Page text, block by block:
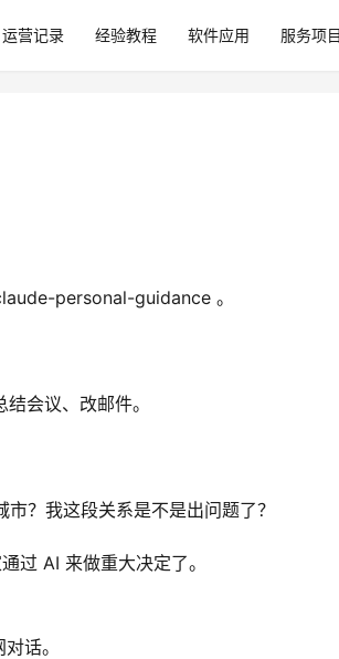
运营记录 经验教程 软件应用 服务项
personal-guidance 。
会议、改邮件。
？我这段关系是不是出问题了？
过 AI 来做重大决定了。
话。